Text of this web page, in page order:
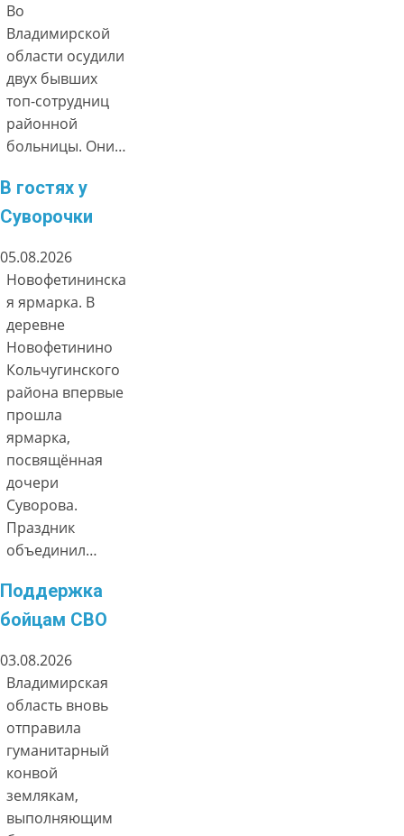
Во
Владимирской
области осудили
двух бывших
топ-сотрудниц
районной
больницы. Они…
В гостях у
Суворочки
05.08.2026
Новофетининска
я ярмарка. В
деревне
Новофетинино
Кольчугинского
района впервые
прошла
ярмарка,
посвящённая
дочери
Суворова.
Праздник
объединил…
Поддержка
бойцам СВО
03.08.2026
Владимирская
область вновь
отправила
гуманитарный
конвой
землякам,
выполняющим